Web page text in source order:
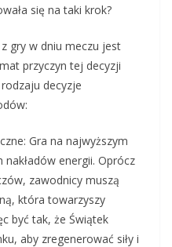
się na taki krok?
gry w dniu meczu jest
przyczyn tej decyzji
decyzje
Gra na najwyższym
energii. Oprócz
zawodnicy muszą
która towarzyszy
być tak, że Świątek
aby zregenerować siły i